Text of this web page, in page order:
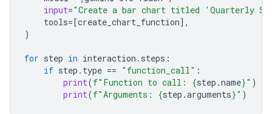
input="Create a bar chart titled 'Quarterly
tools=[create_chart_function],
)
for step in interaction . steps :
if step . type == "function_call" :
print(f"Function to call: {step .name}" )
print(f"Arguments: {step .arguments}" )